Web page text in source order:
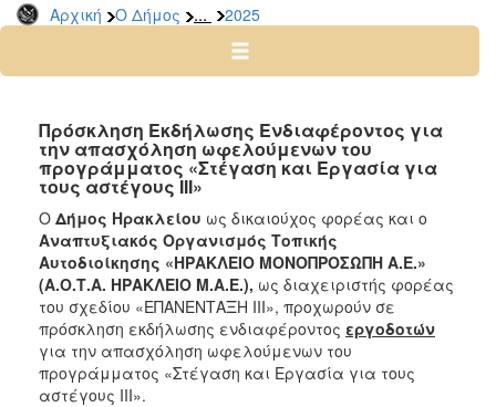
Αρχική Ο Δήμος ... 2025
2026
2024
2022
2021
2020
2019
2018
2017
2016
2015
Πρόσκληση Εκδήλωσης Ενδιαφέροντος για
την απασχόληση ωφελούμενων του
προγράμματος «Στέγαση και Εργασία για
τους αστέγους ΙΙΙ»
Ο Δήμος Ηρακλείου ως δικαιούχος φορέας και ο
Αναπτυξιακός Οργανισμός Τοπικής
Αυτοδιοίκησης «ΗΡΑΚΛΕΙΟ ΜΟΝΟΠΡΟΣΩΠΗ Α.Ε.»
(Α.Ο.Τ.Α. ΗΡΑΚΛΕΙΟ Μ.Α.Ε.), ως διαχειριστής φορέας
του σχεδίου «ΕΠΑΝΕΝΤΑΞΗ ΙΙΙ», προχωρούν σε
πρόσκληση εκδήλωσης ενδιαφέροντος εργοδοτών
για την απασχόληση ωφελούμενων του
προγράμματος «Στέγαση και Εργασία για τους
αστέγους ΙΙΙ».